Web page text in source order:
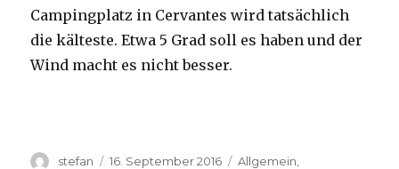
Campingplatz in Cervantes wird tatsächlich
die kälteste. Etwa 5 Grad soll es haben und der
Wind macht es nicht besser.
Autor
stefan
Veröffentlicht
16. September 2016 Kategorien
Allgemein